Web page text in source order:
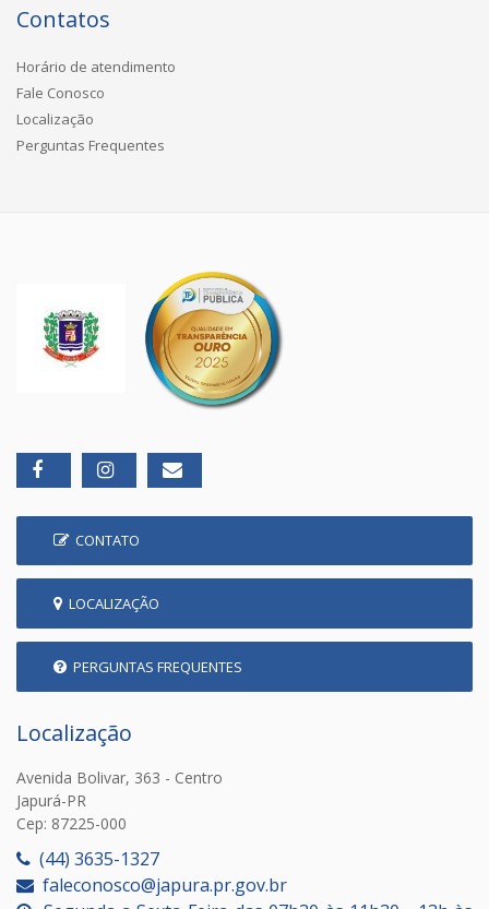
Contatos
Horário de atendimento
Fale Conosco
Localização
Perguntas Frequentes
CONTATO
LOCALIZAÇÃO
PERGUNTAS FREQUENTES
Localização
Avenida Bolivar, 363 - Centro
Japurá-PR
Cep: 87225-000
(44) 3635-1327
faleconosco@japura.pr.gov.br